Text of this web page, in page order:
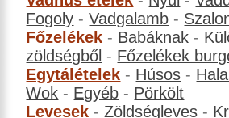
Fogoly -Vadgalamb -
Főzelékek - Babáknak -
zöldségből - Főzelékek
Egytálételek - Húsos -
Wok - Egyéb - Pörkölt
Levesek -Zöldségleves -